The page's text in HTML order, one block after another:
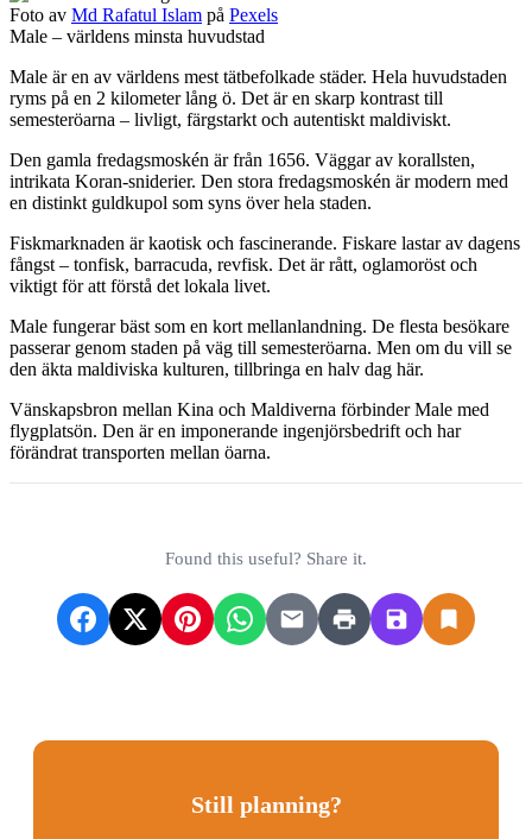
Foto av Md Rafatul Islam på Pexels
Male – världens minsta huvudstad
Male är en av världens mest tätbefolkade städer. Hela huvudstaden
ryms på en 2 kilometer lång ö. Det är en skarp kontrast till
semesteröarna – livligt, färgstarkt och autentiskt maldiviskt.
Den gamla fredagsmoskén är från 1656. Väggar av korallsten,
intrikata Koran-sniderier. Den stora fredagsmoskén är modern med
en distinkt guldkupol som syns över hela staden.
Fiskmarknaden är kaotisk och fascinerande. Fiskare lastar av dagens
fångst – tonfisk, barracuda, revfisk. Det är rått, oglamoröst och
viktigt för att förstå det lokala livet.
Male fungerar bäst som en kort mellanlandning. De flesta besökare
passerar genom staden på väg till semesteröarna. Men om du vill se
den äkta maldiviska kulturen, tillbringa en halv dag här.
Vänskapsbron mellan Kina och Maldiverna förbinder Male med
flygplatsön. Den är en imponerande ingenjörsbedrift och har
förändrat transporten mellan öarna.
Found this useful? Share it.
Still planning?